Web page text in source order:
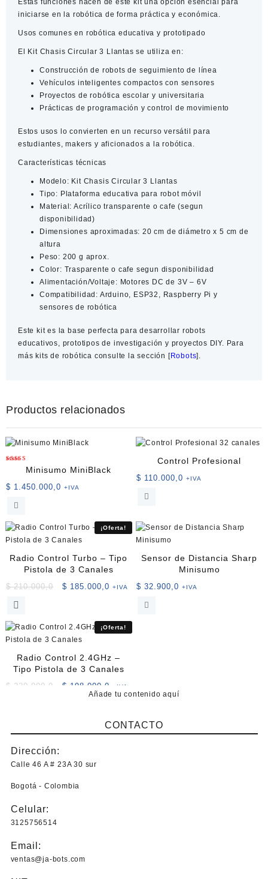
iniciarse en la robótica de forma práctica y económica.
Usos comunes en robótica educativa y prototipado
El Kit Chasis Circular 3 Llantas se utiliza en:
Construcción de robots de seguimiento de línea
Vehículos inteligentes compactos con sensores
Proyectos de robótica escolar y universitaria
Prácticas de programación y control de movimiento
Estos usos lo convierten en un recurso versátil para
estudiantes, makers y aficionados a la robótica.
Características técnicas
Modelo: Kit Chasis Circular 3 Llantas
Tipo: Plataforma educativa para robot móvil
Material: Acrílico transparente o cafe (segun
disponibilidad)
Dimensiones aproximadas: 20 cm de diámetro x 5 cm de
altura
Peso: 200 g aprox.
Color: Trasparente o cafe segun disponibilidad
Alimentación/Voltaje: Motores DC de 3V – 6V
Compatibilidad: Arduino, ESP32, Raspberry Pi y
sensores de robótica
Este kit es la base perfecta para desarrollar robots
educativos, prototipos de investigación y proyectos DIY. Para
máskits de robótica consulte la sección [Robots].
Productos relacionados
Valorado
de 5
Minisumo MiniBlack
$ 1.450.000,0 +IVA
Control Profesional
$ 110.000,0 +IVA
¡Oferta!
Radio Control Turbo – Tipo
Pistola de 3 Canales
$210.000,0
El
era:
$ 210.000,0.
$ 185.000,0 El
es:
$ 185.000,0.
+IVA
Sensor de Distancia Sharp
Minisumo
$ 32.900,0 +IVA
¡Oferta!
Radio Control 2.4GHz –
Tipo Pistola de 3 Canales
$ 220.000,0
El
$ 220.000,0.
$ 198.000,0
precio
es:
$ 198.000,0.
+IVA
Añade tu contenido aquí
CONTACTO
Dirección:
Calle 46 A # 23A 30 sur
Bogotá - Colombia
Celular:
3125756514
Email:
ventas@ja-bots.com